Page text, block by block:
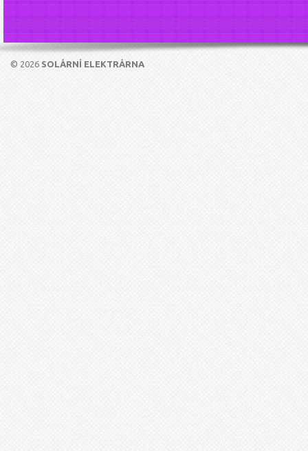
© 2026 SOLÁRNÍ ELEKTRÁRNA